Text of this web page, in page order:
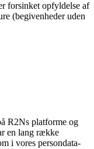
forsinket opfyldelse af
(begivenheder uden
R2Ns platforme og
en lang række
i vores persondata-